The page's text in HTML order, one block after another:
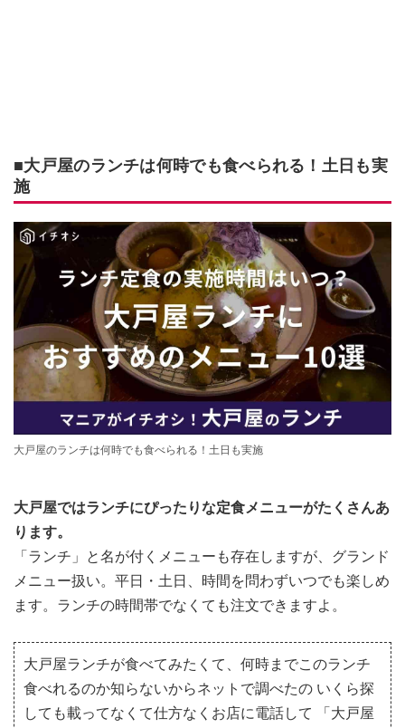
■大戸屋のランチは何時でも食べられる！土日も実
施
大戸屋のランチは何時でも食べられる！土日も実施
大戸屋ではランチにぴったりな定食メニューがたくさんあ
ります。
「ランチ」と名が付くメニューも存在しますが、グランド
メニュー扱い。平日・土日、時間を問わずいつでも楽しめ
ます。ランチの時間帯でなくても注文できますよ。
大戸屋ランチが食べてみたくて、何時までこのランチ
食べれるのか知らないからネットで調べたの いくら探
しても載ってなくて仕方なくお店に電話して 「大戸屋